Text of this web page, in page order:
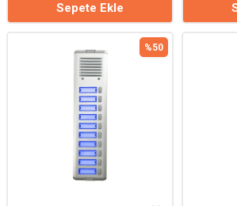
Sepete Ekle
%50